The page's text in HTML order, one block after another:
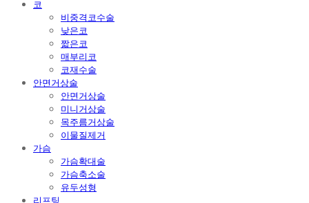
코
비중격코수술
낮은코
짧은코
매부리코
코재수술
안면거상술
안면거상술
미니거상술
목주름거상술
이물질제거
가슴
가슴확대술
가슴축소술
유두성형
리프팅